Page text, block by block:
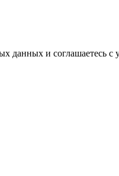
данных и соглашаетесь